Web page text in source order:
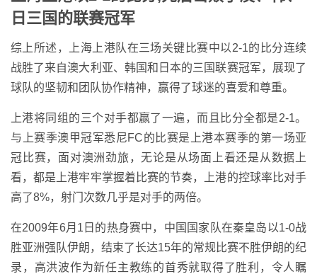
日三国的联赛冠军
综上所述，上海上港队在三场关键比赛中以2-1的比分连续
战胜了来自澳大利亚、韩国和日本的三国联赛冠军，展现了
球队的坚韧和团队协作精神，赢得了球迷的喜爱和尊重。
上港将同组的三个对手都赢了一遍，而且比分全都是2-1。
与上赛季澳甲冠军悉尼FC的比赛是上港本赛季的第一场亚
冠比赛，面对澳洲劲旅，无论是从场面上看还是从数据上
看，都是上港牢牢掌握着比赛的节奏，上港的控球率比对手
高了8%，射门次数几乎是对手的两倍。
在2009年6月1日的热身赛中，中国国家队在秦皇岛以1-0战
胜亚洲强队伊朗，结束了长达15年的常规比赛不胜伊朗的纪
录，高洪波作为新任主教练的首秀就取得了胜利，令人瞩